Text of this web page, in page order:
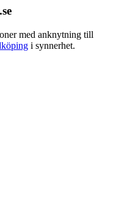
med anknytning till
i synnerhet.